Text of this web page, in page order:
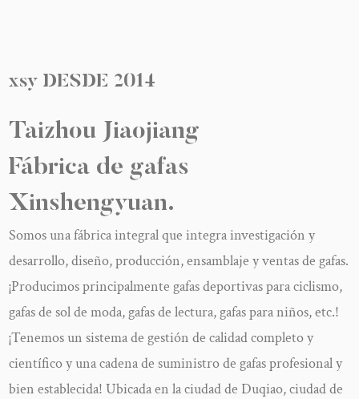
xsy DESDE 2014
Taizhou Jiaojiang
Fábrica de gafas
Xinshengyuan.
Somos una fábrica integral que integra investigación y
desarrollo, diseño, producción, ensamblaje y ventas de gafas.
¡Producimos principalmente gafas deportivas para ciclismo,
gafas de sol de moda, gafas de lectura, gafas para niños, etc.!
¡Tenemos un sistema de gestión de calidad completo y
científico y una cadena de suministro de gafas profesional y
bien establecida! Ubicada en la ciudad de Duqiao, ciudad de